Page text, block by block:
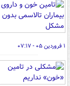
۱ فروردین ۰۵ - ۰۷:۱۷